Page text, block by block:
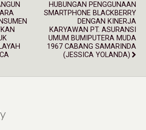
HUBUNGAN PENGGUNAAN
SMARTPHONE BLACKBERRY
DENGAN KINERJA
KARYAWAN PT. ASURANSI
UMUM BUMIPUTERA MUDA
1967 CABANG SAMARINDA
(JESSICA YOLANDA)